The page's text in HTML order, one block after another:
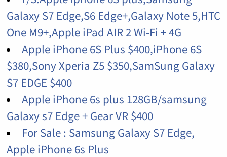
Galaxy S7 Edge,S6 Edge+,Galaxy Note 5,HTC
One M9+,Apple iPad AIR 2 Wi-Fi + 4G
Apple iPhone 6S Plus $400,iPhone 6S
$380,Sony Xperia Z5 $350,SamSung Galaxy
S7 EDGE $400
Apple iPhone 6s plus 128GB/samsung
Galaxy s7 Edge + Gear VR $400
For Sale : Samsung Galaxy S7 Edge,
Apple iPhone 6s Plus